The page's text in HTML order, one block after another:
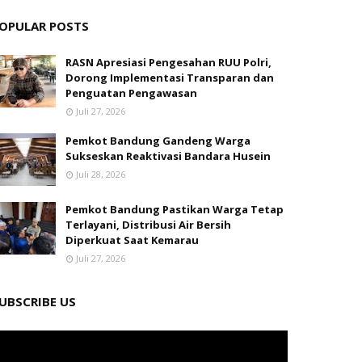
POSTS
RASN Apresiasi Pengesahan RUU Polri,
Dorong Implementasi Transparan dan
Penguatan Pengawasan
Juli 27, 2026
Pemkot Bandung Gandeng Warga
Sukseskan Reaktivasi Bandara Husein
Juli 28, 2026
Pemkot Bandung Pastikan Warga Tetap
Terlayani, Distribusi Air Bersih
Diperkuat Saat Kemarau
Juli 27, 2026
US